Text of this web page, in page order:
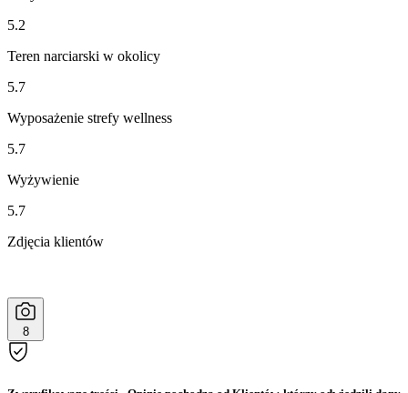
5.2
Teren narciarski w okolicy
5.7
Wyposażenie strefy wellness
5.7
Wyżywienie
5.7
Zdjęcia klientów
8